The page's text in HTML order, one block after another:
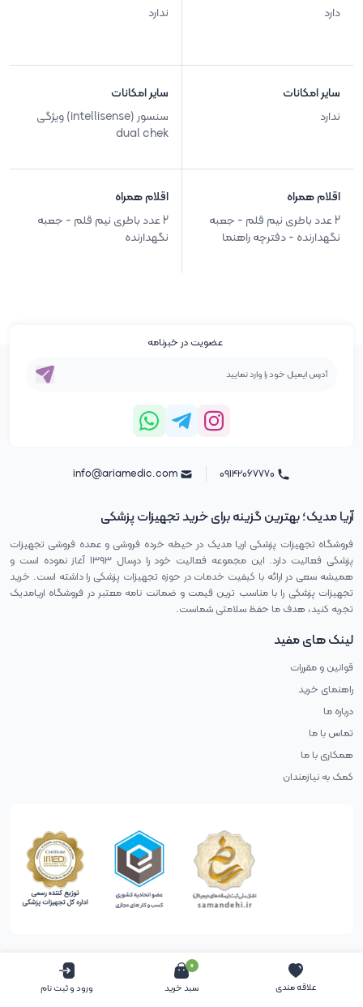
دارد
سایر امکانات
ندارد
اقلام همراه
2 عدد باطری نیم قلم - جعبه
نگهدارنده - دفترچه راهنما
ندارد
سایر امکانات
سنسور (intellisense) ویژگی
dual chek
اقلام همراه
2 عدد باطری نیم قلم - جعبه
نگهدارنده
علاقه مندی
0
سبد خرید ورود و ثبت نام
عضویت در خبرنامه
آریا مدیک؛ بهترین گزینه برای خرید تجهیزات پزشکی
فروشگاه تجهیزات پزشکی اریا مدیک در حیطه خرده فروشی و عمده فروشی تجهیزات
پزشکی فعالیت دارد. این مجموعه فعالیت خود را درسال ۱۳۹۳ آغاز نموده است و
همیشه سعی در ارائه با کیفیت خدمات در حوزه تجهیزات پزشکی را داشته است. خرید
تجهیزات پزشکی را با مناسب ترین قیمت و ضمانت نامه معتبر در فروشگاه اریامدیک
تجربه کنید، هدف ما حفظ سلامتی شماست.
لینک های مفید
قوانین و مقررات
راهنمای خرید
درباره ما
تماس با ما
همکاری با ما
کمک به نیازمندان
حقوق طراح محفوظ است (طراحی با آب پرتغال)